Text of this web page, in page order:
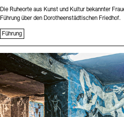
Die Ruheorte aus Kunst und Kultur bekannter
Führung über den Dorotheenstädtischen Friedhof.
Führung